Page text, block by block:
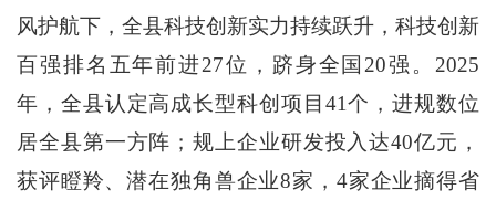
风护航下，全县科技创新实力持续跃升，科技创新
百强排名五年前进27位，跻身全国20强。2025
年，全县认定高成长型科创项目41个，进规数位
居全县第一方阵；规上企业研发投入达40亿元，
获评瞪羚、潜在独角兽企业8家，4家企业摘得省